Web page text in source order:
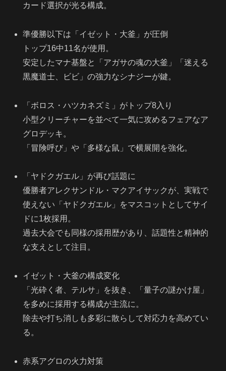
カード選択が光る構成。
準優勝以下は「イゼット・大釜」が圧倒
トップ16中11名が使用。
安定したマナ基盤と「アガサの魂の大釜」「迷える
黒魔道士、ビビ」の強力なシナジーが鍵。
「ボロス・ハツカネズミ」がトップ8入り
小型クリーチャーを並べて一気に攻めるフェアなア
グロデッキ。
「冒険呼び」や「多様な鼠」で横展開を強化。
「ヤドクガエル」が再び話題に
優勝者アレクサンドル・マクアイサックが、実戦で
使えない「ヤドクガエル」をマスコットとしてサイ
ドに1枚採用。
過去大会でも同様の採用歴があり、話題性と精神的
な支えとして注目。
イゼット・大釜の構成変化
「光砕く者、テルサ」を抜き、「量子の謎かけ屋」
を多めに採用する構成が主流に。
除去や打ち消しも多彩に散らして対応力を高めてい
る。
赤系アグロの火力対策